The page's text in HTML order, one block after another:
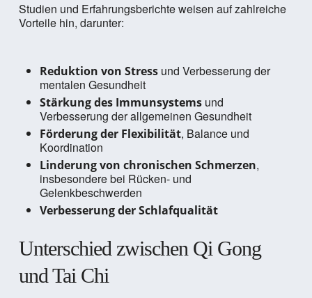
Studien und Erfahrungsberichte weisen auf zahlreiche
Vorteile hin, darunter:
Reduktion von Stressund Verbesserung der
mentalen Gesundheit
Stärkung des Immunsystemsund
Verbesserung der allgemeinen Gesundheit
Förderung der Flexibilität, Balance und
Koordination
Linderung von chronischen Schmerzen,
insbesondere bei Rücken- und
Gelenkbeschwerden
Verbesserung der Schlafqualität
Unterschied zwischen Qi Gong
und Tai Chi